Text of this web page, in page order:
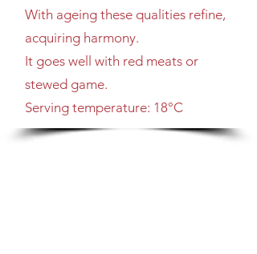
With ageing these qualities refine,
acquiring harmony.
It goes well with red meats or
stewed game.
Serving temperature: 18°C